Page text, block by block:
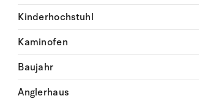
Kinderhochstuhl
Kaminofen
Baujahr
Anglerhaus